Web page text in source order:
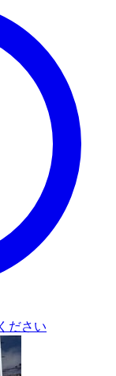
ださい